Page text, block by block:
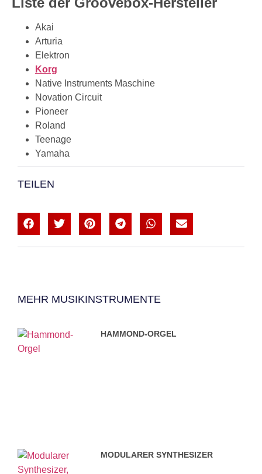
Akai
Arturia
Elektron
Korg
Native Instruments Maschine
Novation Circuit
Pioneer
Roland
Teenage
Yamaha
TEILEN
MEHR MUSIKINSTRUMENTE
HAMMOND-ORGEL
MODULARER SYNTHESIZER